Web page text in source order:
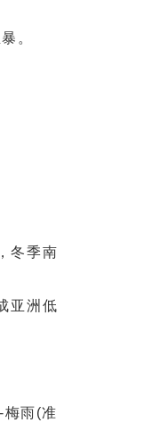
。
冬季南
亚洲低
雨(准